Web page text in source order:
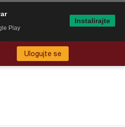
Ulogujte se
Play
Instalirajte